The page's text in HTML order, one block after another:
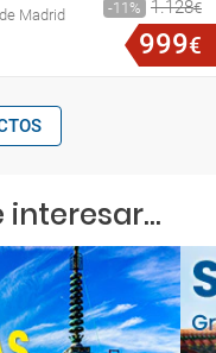
Madrid
11
1.128€
999€